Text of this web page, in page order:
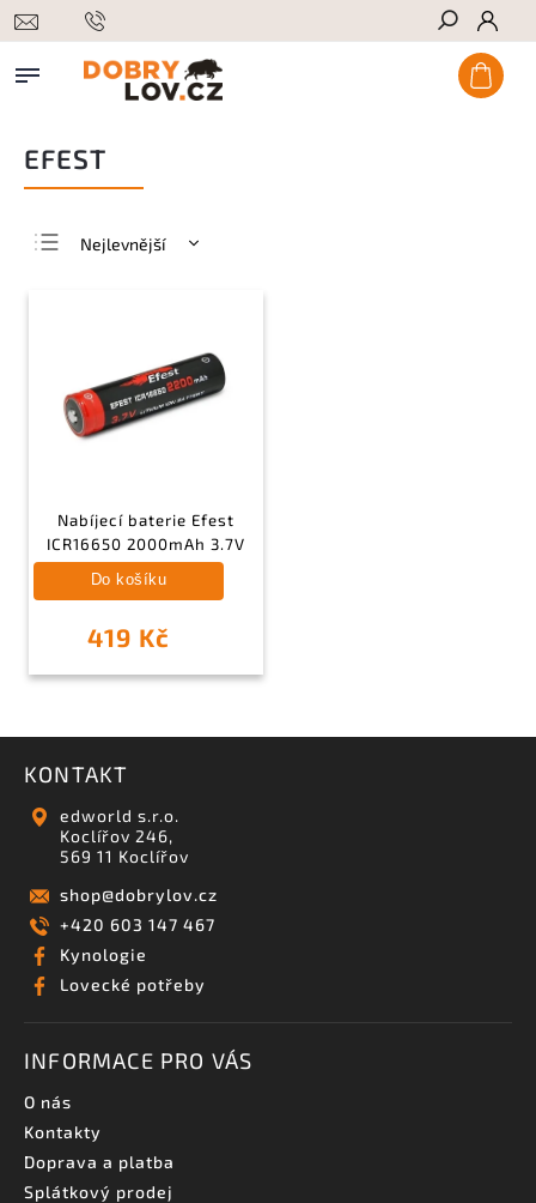
Hledat
EFEST
Nejlevnější
Nabíjecí baterie Efest
ICR16650 2000mAh 3.7V
419 Kč
Do košíku
KONTAKT
edworld s.r.o.
Koclířov 246,
569 11 Koclířov
shop@dobrylov.cz
+420 603 147 467
Kynologie
Lovecké potřeby
INFORMACE PRO VÁS
O nás
Kontakty
Doprava a platba
Splátkový prodej